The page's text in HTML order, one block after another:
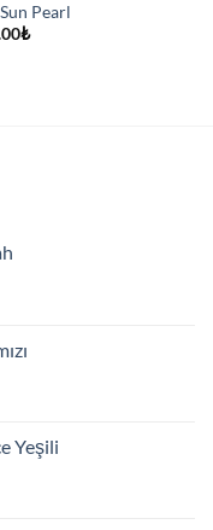
Pearl
₺
Yeşili